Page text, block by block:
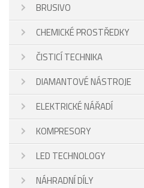
BRUSIVO
CHEMICKÉ PROSTŘEDKY
ČISTICÍ TECHNIKA
DIAMANTOVÉ NÁSTROJE
ELEKTRICKÉ NÁŘADÍ
KOMPRESORY
LED TECHNOLOGY
NÁHRADNÍ DÍLY